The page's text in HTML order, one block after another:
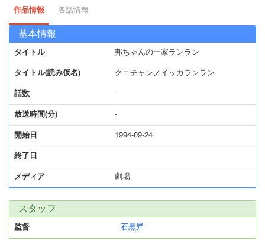
作品情報 各話情報
基本情報
タイトル 邦ちゃんの一家ランラン
タイトル(読み仮名) クニチャンノイッカランラン
話数 -
放送時間(分) -
開始日 1994-09-24
終了日
メディア 劇場
スタッフ
監督 石黒昇